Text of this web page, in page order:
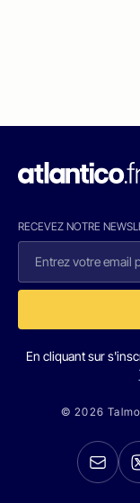
RECEVEZ NOTRE
En cliquant sur
© 2026